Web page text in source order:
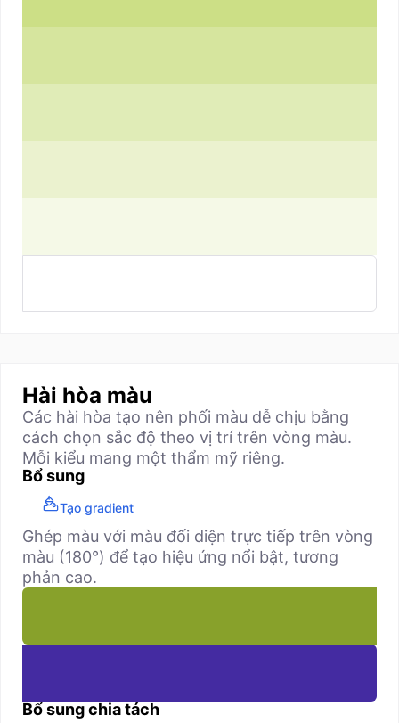
Hài hòa màu
Các hài hòa tạo nên phối màu dễ chịu bằng
cách chọn sắc độ theo vị trí trên vòng màu.
Mỗi kiểu mang một thẩm mỹ riêng.
Bổ sung
Tạo gradient
Ghép màu với màu đối diện trực tiếp trên vòng
màu (180°) để tạo hiệu ứng nổi bật, tương
phản cao.
Bổ sung chia tách